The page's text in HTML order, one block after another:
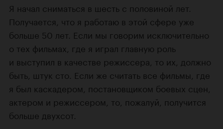
Я начал сниматься в шесть с половиной лет.
Получается, что я работаю в этой сфере уже
больше 50 лет. Если мы говорим исключительно
о тех фильмах, где я играл главную роль
и выступил в качестве режиссера, то их, должно
быть, штук сто. Если же считать все фильмы, где
я был каскадером, постановщиком боевых сцен,
актером и режиссером, то, пожалуй, получится
больше двухсот.